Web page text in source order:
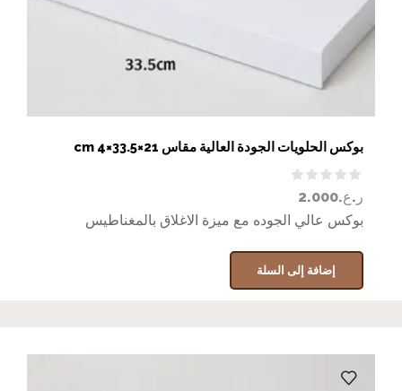
بوكس الحلويات الجودة العالية مقاس 21×33.5×4 cm
ر.ع.2.000
بوكس عالي الجوده مع ميزة الاغلاق بالمغناطيس
إضافة إلى السلة